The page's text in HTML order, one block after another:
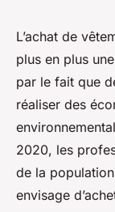
pour les
geoffroi•20
L’achat de
plus en plus
par le fait que
réaliser des
2020, les
de la
envisage